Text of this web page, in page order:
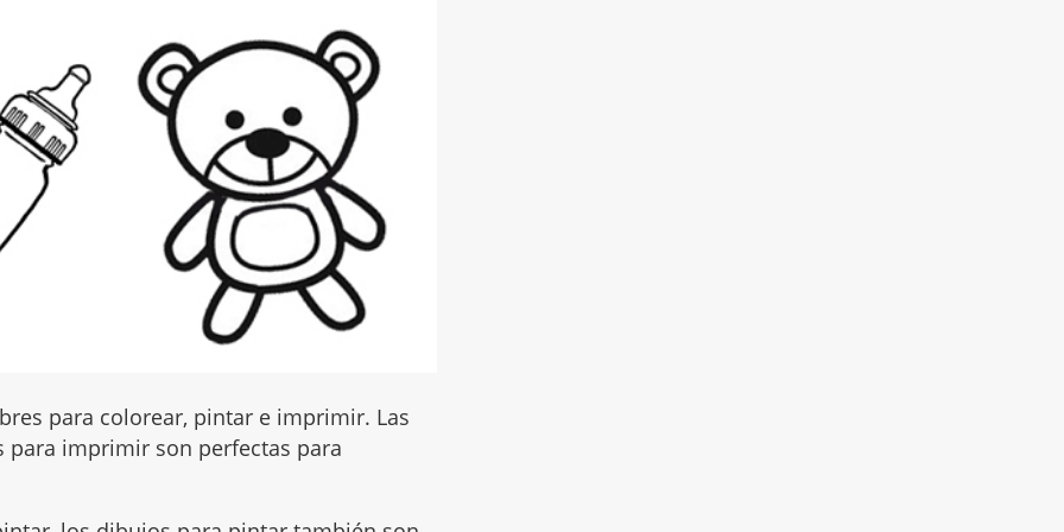
para colorear, pintar e imprimir. Las
imprimir son perfectas para